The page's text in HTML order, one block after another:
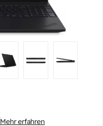
Mehr erfahren